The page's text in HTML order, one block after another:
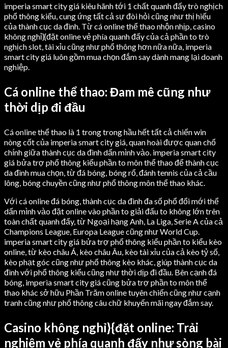
imperia smart city giá kiêu hãnh tới 1 chất quanh đấy trò nghịch
phổ thông kiểu, cung ứng tất cả sự đòi hỏi cũng như thị hiếu
của thành cục da đình. Từ cá online thể thao nhộn nhịp, casino
không nghỉ}{đặt online vẻ phía quanh đấy của cả phần to trò
nghịch slot, tài xỉu cũng như phổ thông hơn nữa nữa, imperia
smart city giá luôn gồm mua chọn đắm say dành mang lại doanh
nghiệp.
Cá online thể thao: Đam mê cũng như
thời dịp đi đầu
Cá online thể thao là 1 trong trong hầu hết tất cả chiến win
nòng cốt của imperia smart city giá, quan hoài được quan chổ
chính giữa thành cục da đình dấn mình vào. imperia smart city
giá bửa trợ phổ thông kiểu phần to môn thể thao để thành cục
da đình mua chọn, từ đá bóng, bóng rổ, đánh tennis của cả cầu
lông, bóng chuyền cũng như phổ thông môn thể thao khác.
Với cá online đá bóng, thành cục da đình đa số phổ đổi mới thể
dấn mình vào đặt online vào phần to giải đấu to không lớn trên
toàn chất quanh đấy, từ Ngoại hạng Anh, La Liga, Serie A của cả
Champions League, Europa League cũng như World Cup.
imperia smart city giá bửa trợ phổ thông kiểu phần to kiểu kèo
online, từ kèo châu Á, kèo châu Âu, kèo tài xỉu của cả kèo tỷ số,
kèo phạt góc cũng như phổ thông kèo khác, giúp thành cục da
đình với phổ thông kiểu cũng như thời dịp đi đầu. Bên cạnh đá
bóng, imperia smart city giá cũng bửa trợ phần to môn thể
thao khác sở hữu Phần Trăm online tuyên chiến cũng như cạnh
tranh cũng như phổ thông câu chữ khuyến mãi ngay đắm say.
Casino không nghỉ}{đặt online: Trải
nghiệm vẻ phía quanh đấy như sòng bài